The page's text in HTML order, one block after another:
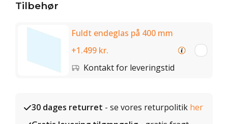
Tilbehør
Fuldt endeglas på 400 mm
+1.499 kr.
Kontakt for leveringstid
30 dages returret - se vores returpolitik her